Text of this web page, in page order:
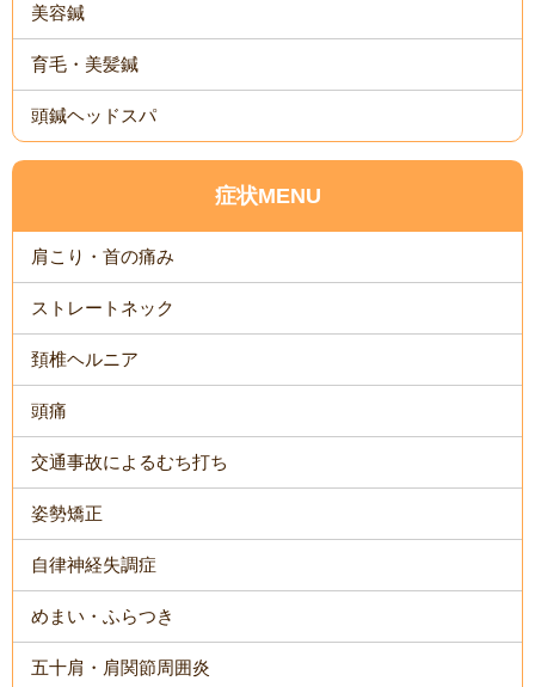
美容鍼
育毛・美髪鍼
頭鍼ヘッドスパ
症状MENU
肩こり・首の痛み
ストレートネック
頚椎ヘルニア
頭痛
交通事故によるむち打ち
姿勢矯正
自律神経失調症
めまい・ふらつき
五十肩・肩関節周囲炎